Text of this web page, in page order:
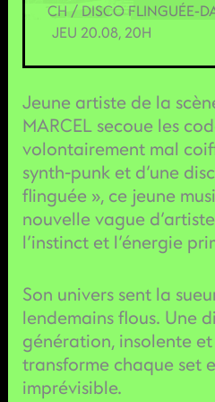
CH / DISCO FLINGUÉE-
JEU 20.08, 20H
Jeune artiste de la
MARCEL secoue les
volontairement mal
synth-punk et d’une
flinguée », ce jeune
nouvelle vague
l’instinct et l’énergie
Son univers sent la
lendemains flous. Une
génération, insolente
transforme chaque set
imprévisible.